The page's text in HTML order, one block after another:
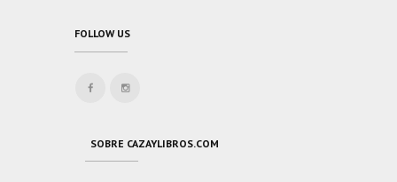
FOLLOW US
SOBRE CAZAYLIBROS.COM